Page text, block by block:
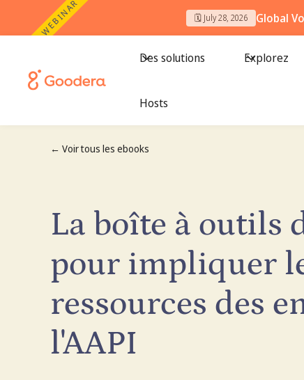
WEBINAR 🗓️ July 28, 2026 Global
Des solutions Explorez
Hosts
← Voir tous les ebooks
La boîte à outils
pour impliquer
ressources des
l'AAPI